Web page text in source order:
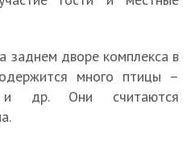
заднем дворе комплекса в
много птицы –
и др. Они считаются